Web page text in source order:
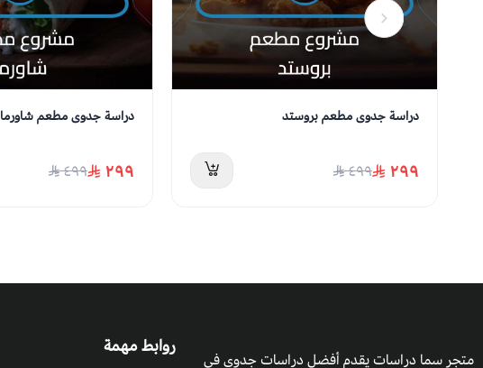
دراسة جدوى مطعم بروستد
٢٩٩ ٤٩٩
دراسة جدوى مطعم شاورما
٢٩٩ ٤٩٩
متجر سما دراسات يقدم أفضل دراسات جدوى في
روابط مهمة